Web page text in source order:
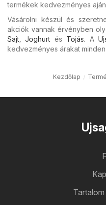
termékek kedvezményes
Vásárolni készül és
akciók vannak érvényben
Sajt ,Joghurt és Tojás. A
kedvezményes árakat
Kezdőlap